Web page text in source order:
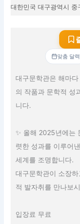
대한민국 대구광역시 중
맞춤 달력
대구문학관은 해마
의 작품과 문학적 성
니다.
✨ 올해 2025년에는
렷한 성과를 이루어
세계를 조명합니다.
대구문학관이 소장
적 발자취를 만나보
입장료 무료